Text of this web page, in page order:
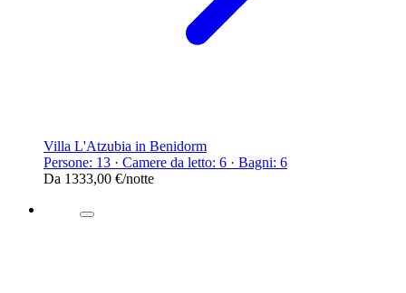
Villa L'Atzubia in Benidorm
Persone: 13 · Camere da letto: 6 · Bagni: 6
Da 1333,00 €/notte